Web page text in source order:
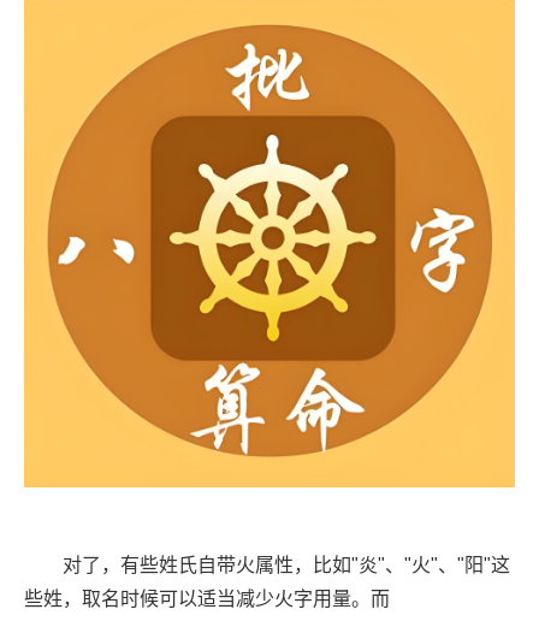
对了，有些姓氏自带火属性，比如"炎"、"火"、"阳"这
些姓，取名时候可以适当减少火字用量。而